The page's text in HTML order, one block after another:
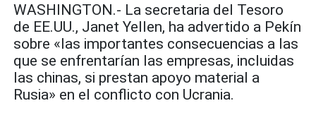
WASHINGTON.- La secretaria del Tesoro
de EE.UU., Janet Yellen, ha advertido a Pekín
sobre «las importantes consecuencias a las
que se enfrentarían las empresas, incluidas
las chinas, si prestan apoyo material a
Rusia» en el conflicto con Ucrania.